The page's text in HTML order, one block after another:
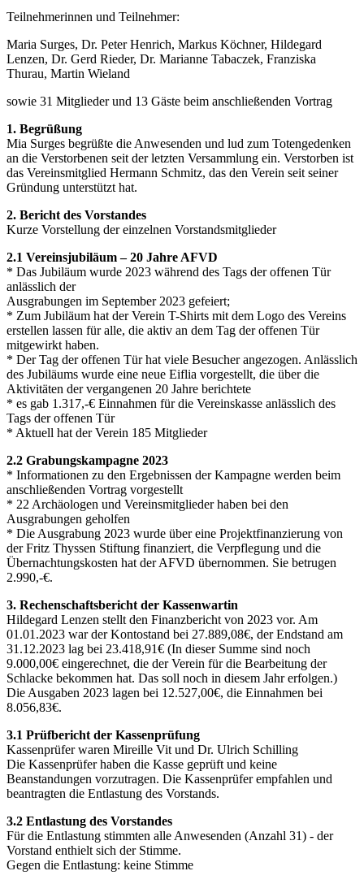
Teilnehmerinnen und Teilnehmer:
Maria Surges, Dr. Peter Henrich, Markus Köchner, Hildegard
Lenzen, Dr. Gerd Rieder, Dr. Marianne Tabaczek, Franziska
Thurau, Martin Wieland
sowie 31 Mitglieder und 13 Gäste beim anschließenden Vortrag
1. Begrüßung
Mia Surges begrüßte die Anwesenden und lud zum Totengedenken
an die Verstorbenen seit der letzten Versammlung ein. Verstorben ist
das Vereinsmitglied Hermann Schmitz, das den Verein seit seiner
Gründung unterstützt hat.
2. Bericht des Vorstandes
Kurze Vorstellung der einzelnen Vorstandsmitglieder
2.1 Vereinsjubiläum – 20 Jahre AFVD
* Das Jubiläum wurde 2023 während des Tags der offenen Tür
anlässlich der
Ausgrabungen im September 2023 gefeiert;
* Zum Jubiläum hat der Verein T-Shirts mit dem Logo des Vereins
erstellen lassen für alle, die aktiv an dem Tag der offenen Tür
mitgewirkt haben.
* Der Tag der offenen Tür hat viele Besucher angezogen. Anlässlich
des Jubiläums wurde eine neue Eiflia vorgestellt, die über die
Aktivitäten der vergangenen 20 Jahre berichtete
* es gab 1.317,-€ Einnahmen für die Vereinskasse anlässlich des
Tags der offenen Tür
* Aktuell hat der Verein 185 Mitglieder
2.2 Grabungskampagne 2023
* Informationen zu den Ergebnissen der Kampagne werden beim
anschließenden Vortrag vorgestellt
* 22 Archäologen und Vereinsmitglieder haben bei den
Ausgrabungen geholfen
* Die Ausgrabung 2023 wurde über eine Projektfinanzierung von
der Fritz Thyssen Stiftung finanziert, die Verpflegung und die
Übernachtungskosten hat der AFVD übernommen. Sie betrugen
2.990,-€.
3. Rechenschaftsbericht der Kassenwartin
Hildegard Lenzen stellt den Finanzbericht von 2023 vor. Am
01.01.2023 war der Kontostand bei 27.889,08€, der Endstand am
31.12.2023 lag bei 23.418,91€ (In dieser Summe sind noch
9.000,00€ eingerechnet, die der Verein für die Bearbeitung der
Schlacke bekommen hat. Das soll noch in diesem Jahr erfolgen.)
Die Ausgaben 2023 lagen bei 12.527,00€, die Einnahmen bei
8.056,83€.
3.1 Prüfbericht der Kassenprüfung
Kassenprüfer waren Mireille Vit und Dr. Ulrich Schilling
Die Kassenprüfer haben die Kasse geprüft und keine
Beanstandungen vorzutragen. Die Kassenprüfer empfahlen und
beantragten die Entlastung des Vorstands.
3.2 Entlastung des Vorstandes
Für die Entlastung stimmten alle Anwesenden (Anzahl 31) - der
Vorstand enthielt sich der Stimme.
Gegen die Entlastung: keine Stimme